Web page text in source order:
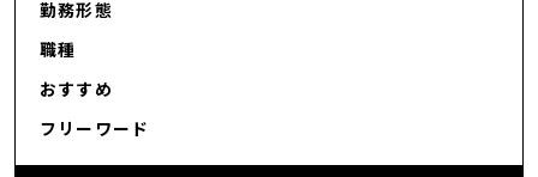
勤務形態
職種
おすすめ
フリーワード